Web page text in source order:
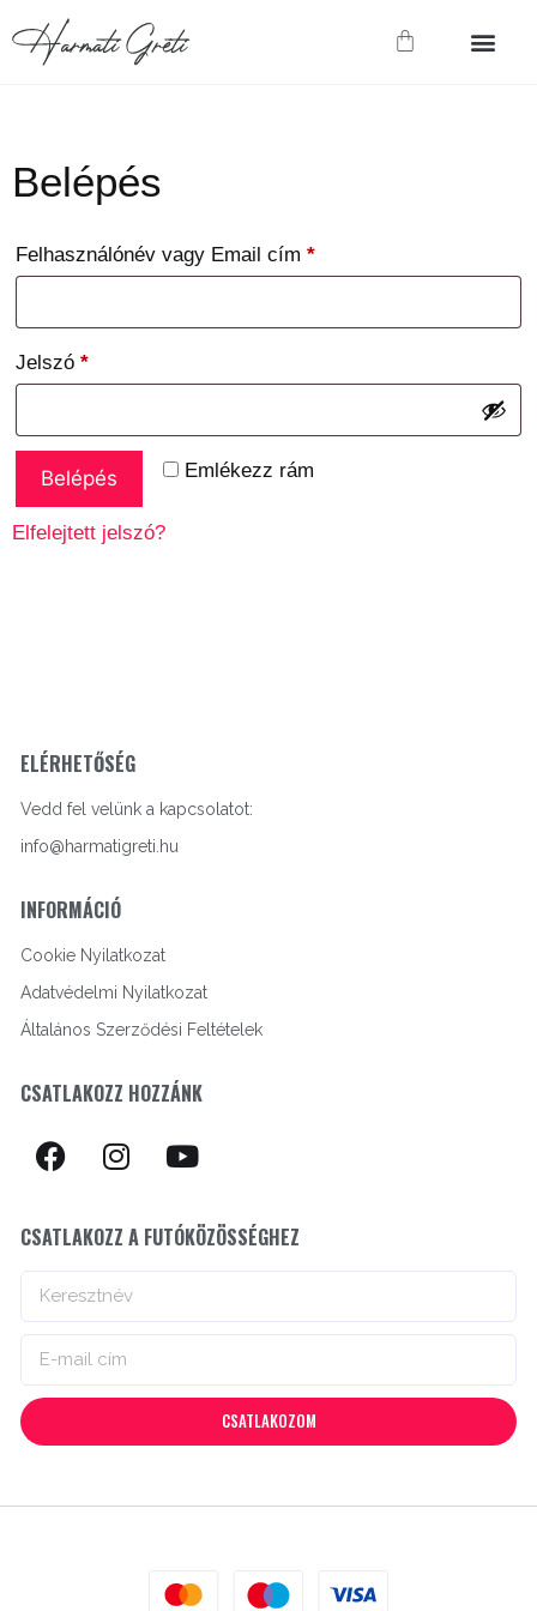
Belépés
Felhasználónév vagy Email cím *
Jelszó *
Emlékezz rám
Belépés
Elfelejtett jelszó?
ELÉRHETŐSÉG
Vedd fel velünk a kapcsolatot:
info@harmatigreti.hu
INFORMÁCIÓ
Cookie Nyilatkozat
Adatvédelmi Nyilatkozat
Általános Szerződési Feltételek
CSATLAKOZZ HOZZÁNK
CSATLAKOZZ A FUTÓKÖZÖSSÉGHEZ
CSATLAKOZOM